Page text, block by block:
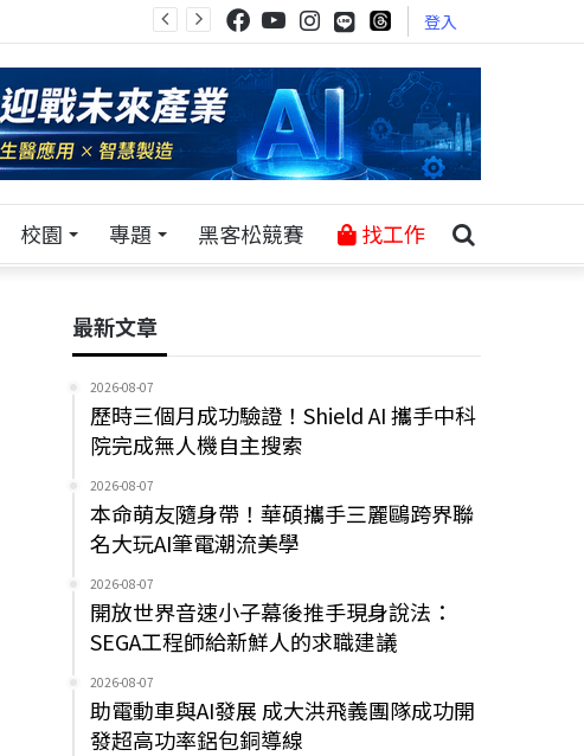
登入
校園 專題 黑客松競賽 找工作
最新文章
2026-08-07
歷時三個月成功驗證！Shield AI 攜手中科
院完成無人機自主搜索
2026-08-07
本命萌友隨身帶！華碩攜手三麗鷗跨界聯
名大玩AI筆電潮流美學
2026-08-07
開放世界音速小子幕後推手現身說法：
SEGA工程師給新鮮人的求職建議
2026-08-07
助電動車與AI發展 成大洪飛義團隊成功開
發超高功率鋁包銅導線